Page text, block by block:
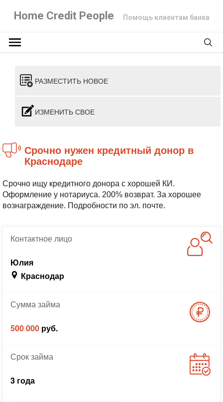
Home Credit People Помощь клиентам банка
РАЗМЕСТИТЬ НОВОЕ
ИЗМЕНИТЬ СВОЕ
Срочно нужен кредитный донор в
Краснодаре
Срочно ищу кредитного донора с хорошей КИ.
Оформление у нотариуса. 200% возврат. За хорошее
вознаграждение. Подробности по эл. почте.
Контактноелицо
Юлия
Краснодар
Суммазайма
500 000 руб.
Срокзайма
3 года